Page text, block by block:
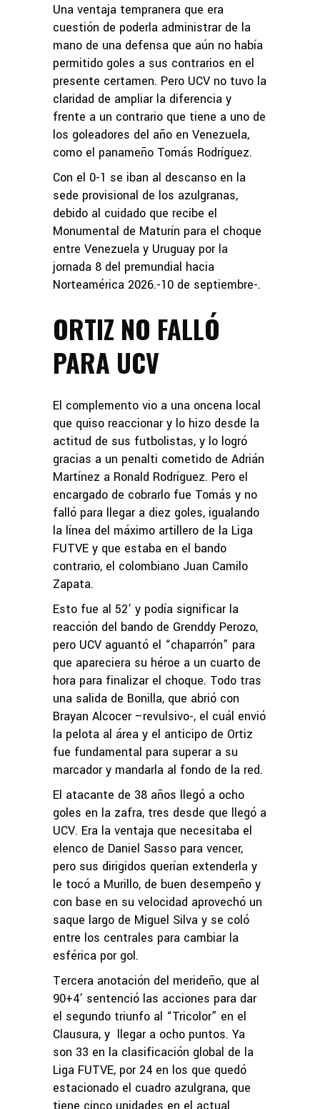
Una ventaja tempranera que era
cuestión de poderla administrar de la
mano de una defensa que aún no había
permitido goles a sus contrarios en el
presente certamen. Pero UCV no tuvo la
claridad de ampliar la diferencia y
frente a un contrario que tiene a uno de
los goleadores del año en Venezuela,
como el panameño Tomás Rodríguez.
Con el 0-1 se iban al descanso en la
sede provisional de los azulgranas,
debido al cuidado que recibe el
Monumental de Maturín para el choque
entre Venezuela y Uruguay por la
jornada 8 del premundial hacia
Norteamérica 2026.-10 de septiembre-.
ORTIZ NO FALLÓ
PARA UCV
El complemento vio a una oncena local
que quiso reaccionar y lo hizo desde la
actitud de sus futbolistas, y lo logró
gracias a un penalti cometido de Adrián
Martínez a Ronald Rodríguez. Pero el
encargado de cobrarlo fue Tomás y no
falló para llegar a diez goles, igualando
la línea del máximo artillero de la Liga
FUTVE y que estaba en el bando
contrario, el colombiano Juan Camilo
Zapata.
Esto fue al 52’ y podía significar la
reacción del bando de Grenddy Perozo,
pero UCV aguantó el “chaparrón” para
que apareciera su héroe a un cuarto de
hora para finalizar el choque. Todo tras
una salida de Bonilla, que abrió con
Brayan Alcocer –revulsivo-, el cuál envió
la pelota al área y el anticipo de Ortiz
fue fundamental para superar a su
marcador y mandarla al fondo de la red.
El atacante de 38 años llegó a ocho
goles en la zafra, tres desde que llegó a
UCV. Era la ventaja que necesitaba el
elenco de Daniel Sasso para vencer,
pero sus dirigidos querían extenderla y
le tocó a Murillo, de buen desempeño y
con base en su velocidad aprovechó un
saque largo de Miguel Silva y se coló
entre los centrales para cambiar la
esférica por gol.
Tercera anotación del merideño, que al
90+4’ sentenció las acciones para dar
el segundo triunfo al “Tricolor” en el
Clausura, y llegar a ocho puntos. Ya
son 33 en la clasificación global de la
Liga FUTVE, por 24 en los que quedó
estacionado el cuadro azulgrana, que
tiene cinco unidades en el actual